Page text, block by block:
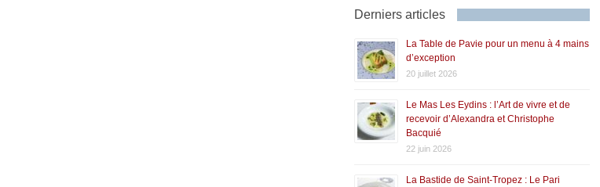
Derniers articles
La Table de Pavie pour un menu à 4 mains
d’exception
20 juillet 2026
Le Mas Les Eydins : l’Art de vivre et de
recevoir d’Alexandra et Christophe
Bacquié
22 juin 2026
La Bastide de Saint-Tropez : Le Pari